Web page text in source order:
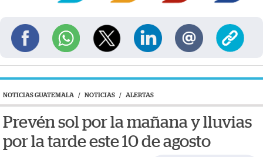
NOTICIAS GUATEMALA / NOTICIAS / ALERTAS
Prevén sol por la mañana y lluvias
por la tarde este 10 de agosto